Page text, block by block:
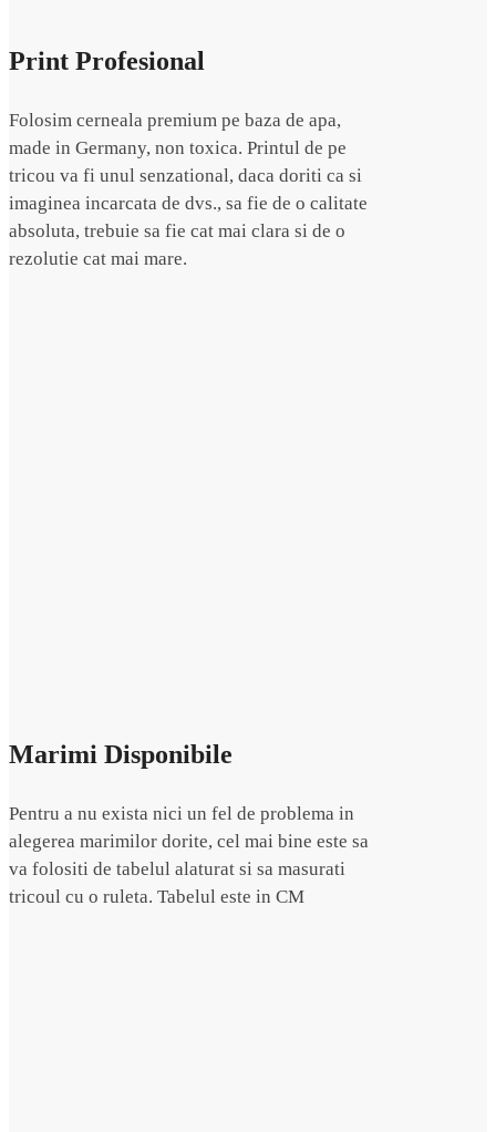
Print Profesional
Folosim cerneala premium pe baza de apa,
made in Germany, non toxica. Printul de pe
tricou va fi unul senzational, daca doriti ca si
imaginea incarcata de dvs., sa fie de o calitate
absoluta, trebuie sa fie cat mai clara si de o
rezolutie cat mai mare.
Marimi Disponibile
Pentru a nu exista nici un fel de problema in
alegerea marimilor dorite, cel mai bine este sa
va folositi de tabelul alaturat si sa masurati
tricoul cu o ruleta. Tabelul este in CM